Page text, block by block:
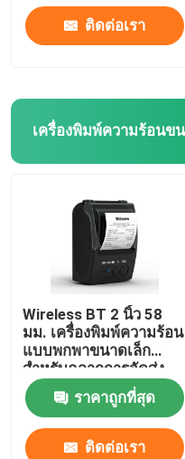
ติดต่อเรา
Wireless BT 2 นิ้ว 58
มม. เครื่องพิมพ์ความร้อน
แบบพกพาขนาดเล็ก
สำหรับฉลากการจัดส่ง
ราคาถูกที่สุด
ติดต่อเรา